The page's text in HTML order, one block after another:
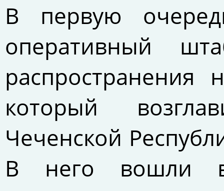
В первую
оперативный
распространения
который
Чеченской
В него вошли